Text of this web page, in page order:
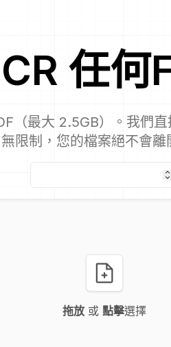
任何
（最大 2.5GB）。我們
限制，您的檔案絕不會離
拖放 或 點擊選擇